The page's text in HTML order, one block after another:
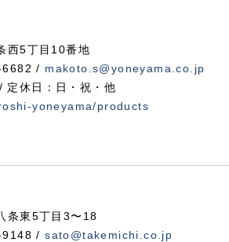
西5丁目10番地
6682 / makoto.s@yoneyama.co.jp
休日：日・祝・他
yoneyama/products
条東5丁目3〜18
9148 /sato@takemichi.co.jp